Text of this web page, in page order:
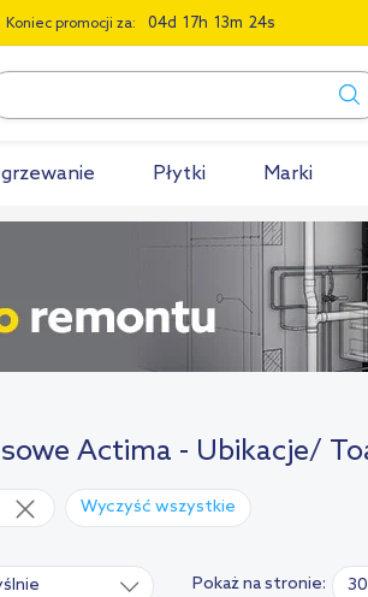
Koniec promocji za: 04 1 7 13 23
Płytki Marki
Actima - Ubikacje/
Wyczyść wszystkie
Pokaż na stronie: 30